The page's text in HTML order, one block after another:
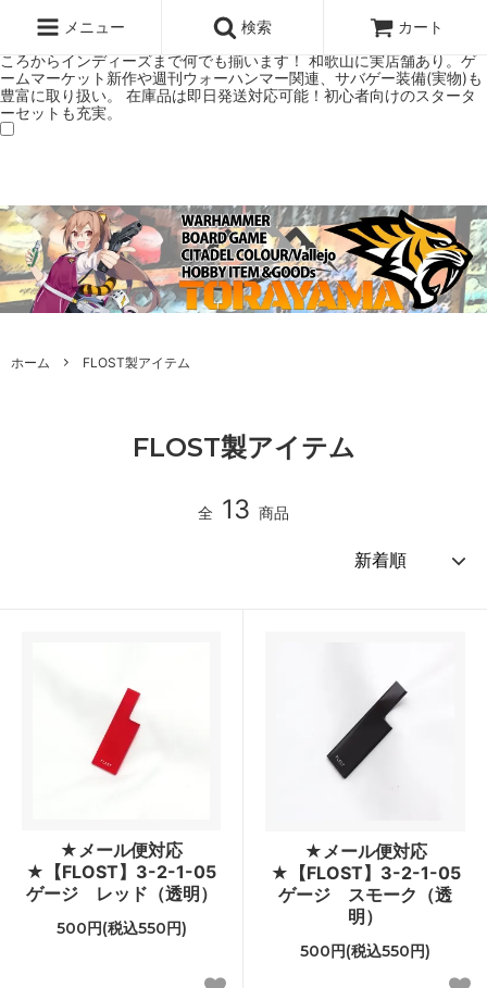
ミアムショップTORAYAMA。通販・オンラインショップです！ ウォー
ハンマーとボードゲームのことなら当店へ！ボードゲームもメジャーど
ころからインディーズまで何でも揃います！ 和歌山に実店舗あり。ゲ
ームマーケット新作や週刊ウォーハンマー関連、サバゲー装備(実物)も
豊富に取り扱い。 在庫品は即日発送対応可能！初心者向けのスタータ
ーセットも充実。
メニュー 検索 カート
ホーム FLOST製アイテム
FLOST製アイテム
全 13 商品
★メール便対応
★【FLOST】3-2-1-05
ゲージ レッド（透明）
500円(税込550円)
★メール便対応
★【FLOST】3-2-1-05
ゲージ スモーク（透
明）
500円(税込550円)